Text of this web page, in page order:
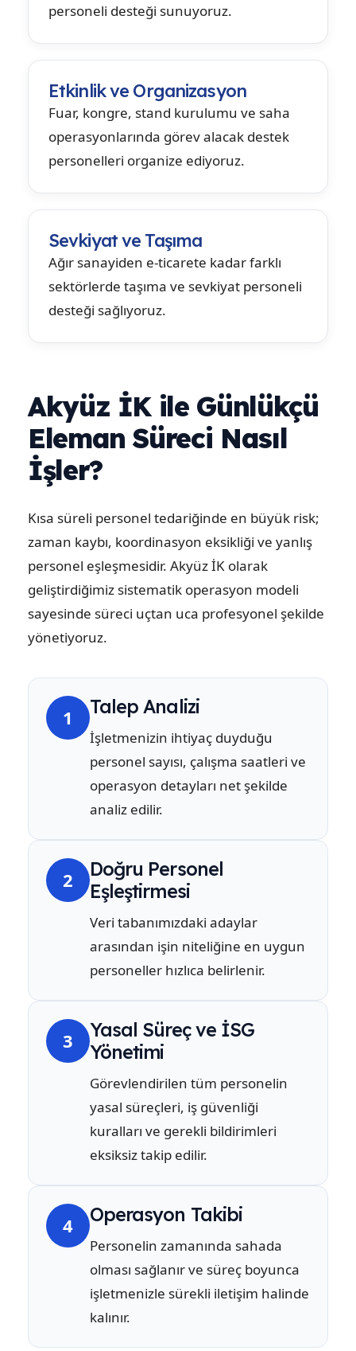
personeli desteği sunuyoruz.
Etkinlik ve Organizasyon
Fuar, kongre, stand kurulumu ve saha
operasyonlarında görev alacak destek
personelleri organize ediyoruz.
Sevkiyat ve Taşıma
Ağır sanayiden e-ticarete kadar farklı
sektörlerde taşıma ve sevkiyat personeli
desteği sağlıyoruz.
Akyüz İK ile Günlükçü
Eleman Süreci Nasıl
İşler?
Kısa süreli personel tedariğinde en büyük risk;
zaman kaybı, koordinasyon eksikliği ve yanlış
personel eşleşmesidir. Akyüz İK olarak
geliştirdiğimiz sistematik operasyon modeli
sayesinde süreci uçtan uca profesyonel şekilde
yönetiyoruz.
1 Talep Analizi
İşletmenizin ihtiyaç duyduğu
personel sayısı, çalışma saatleri ve
operasyon detayları net şekilde
analiz edilir.
2
Doğru Personel
Eşleştirmesi
Veri tabanımızdaki adaylar
arasından işin niteliğine en uygun
personeller hızlıca belirlenir.
3
Yasal Süreç ve İSG
Yönetimi
Görevlendirilen tüm personelin
yasal süreçleri, iş güvenliği
kuralları ve gerekli bildirimleri
eksiksiz takip edilir.
4 Operasyon Takibi
Personelin zamanında sahada
olması sağlanır ve süreç boyunca
işletmenizle sürekli iletişim halinde
kalınır.